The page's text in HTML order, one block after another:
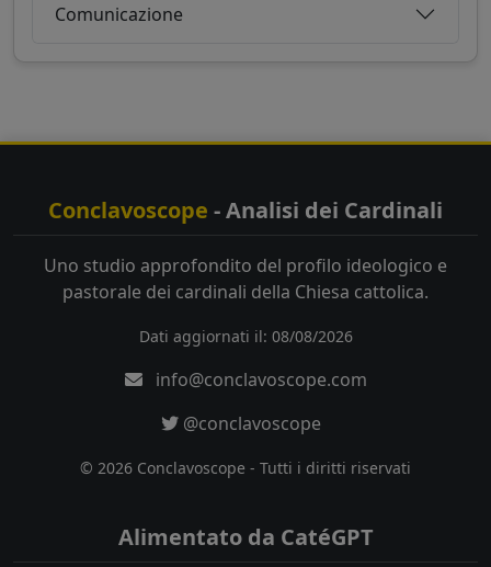
Comunicazione
Conclavoscope - Analisi dei Cardinali
Uno studio approfondito del profilo ideologico e
pastorale dei cardinali della Chiesa cattolica.
Dati aggiornati il: 08/08/2026
info@conclavoscope.com
@conclavoscope
© 2026 Conclavoscope - Tutti i diritti riservati
Alimentato da CatéGPT